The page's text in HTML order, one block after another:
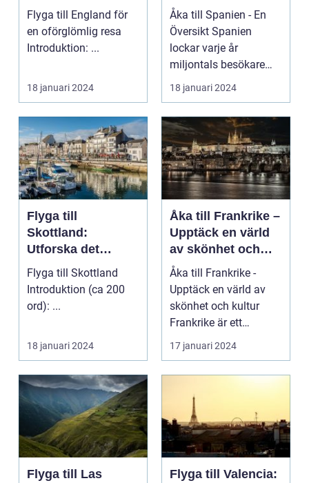
Resmöjligheter
Flyga till England för
en oförglömlig resa
Introduktion: ...
18 januari 2024
det
Mångfacetterade
Spanien
Åka till Spanien - En
Översikt Spanien
lockar varje år
miljontals besökare
med sina fantastiska
str...
18 januari 2024
Flyga till
Skottland:
Utforska det
majestätiska
landet
Flyga till Skottland
Introduktion (ca 200
ord): ...
18 januari 2024
Åka till Frankrike –
Upptäck en värld
av skönhet och
kultur
Åka till Frankrike -
Upptäck en värld av
skönhet och kultur
Frankrike är ett
fantastiskt land som
17 januari 2024
Flyga till Las
Flyga till Valencia: